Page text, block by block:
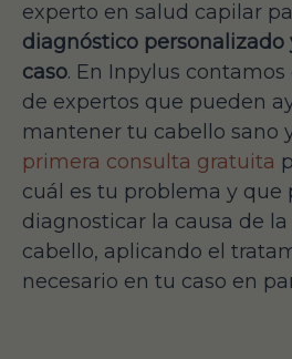
experto en salud capilar
diagnóstico personalizado
caso. En Inpylus
de expertos que pueden
mantener tu cabello sano
primera consulta gratuita
cuál es tu problema y que
diagnosticar la causa de la
cabello, aplicando el
necesario en tu caso en